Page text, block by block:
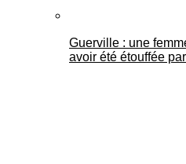
Guerville : une
avoir été étouffée